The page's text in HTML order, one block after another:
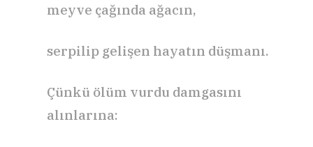
meyve çağında ağacın,
serpilip gelişen hayatın düşmanı.
Çünkü ölüm vurdu damgasını
alınlarına: